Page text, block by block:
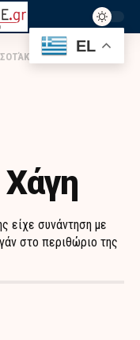
– ΕΡΝΤΟΓΆΝ ΣΤΗ ΧΆΓΗ
Χάγη
είχε συνάντηση με
στο περιθώριο της
EL